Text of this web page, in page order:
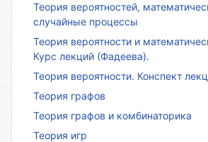
Теория вероятностей,
случайные процессы
Теория вероятности и
Курс лекций (Фадеева).
Теория вероятности. Конспект
Теория графов
Теория графов и комбинаторика
Теория игр